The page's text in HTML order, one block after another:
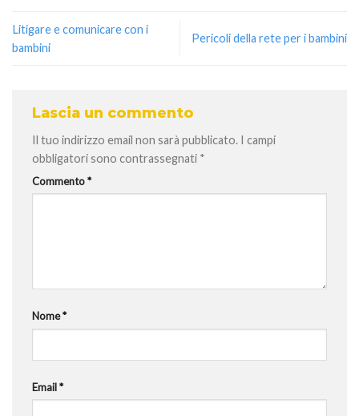
Litigare e comunicare con i
bambini
Pericoli della rete per i bambini
Lascia un commento
Il tuo indirizzo email non sarà pubblicato. I campi
obbligatori sono contrassegnati *
Commento*
Nome*
Email*